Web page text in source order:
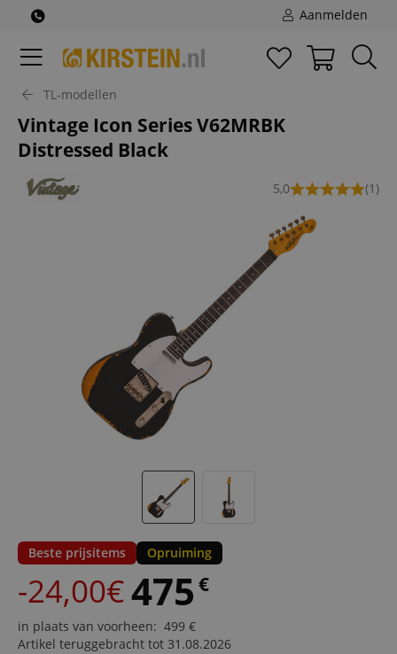
Aanmelden
TL-modellen
Vintage Icon Series V62MRBK
Distressed Black
5,0 (1)
Beste prijsitems Opruiming
-24,00€475 €
in plaats van voorheen: 499 €
Artikel teruggebracht tot 31.08.2026